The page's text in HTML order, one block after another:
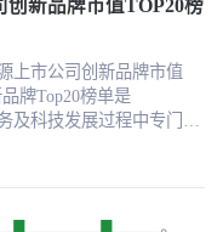
表明，在未来五年内，大
索
似的数据。 这是从
我们网站上搜索的注销
内捕捉到增长的百分比
数据显示，2023 年第一
美国工人现在实现了多元
混合中寻求多种收入来
业者在受教育程度最高
拥有研究生学位，高于
美国劳动力从事某种形式
的自由职业者。这一增长
创新品牌市值TOP20榜
上市公司创新品牌市值
牌Top20榜单是
及科技发展过程中专门打
时间）收盘市值和股价